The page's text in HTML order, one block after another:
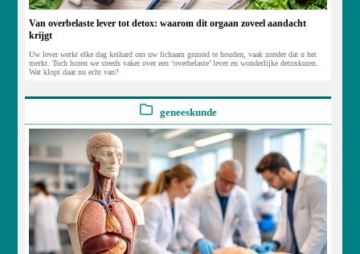
Van overbelaste lever tot detox: waarom dit orgaan zoveel aandacht
krijgt
Uw lever werkt elke dag keihard om uw lichaam gezond te houden, vaak zonder dat u het
merkt. Toch horen we steeds vaker over een ‘overbelaste’ lever en wonderlijke detoxkuren.
Wat klopt daar nu echt van?
geneeskunde